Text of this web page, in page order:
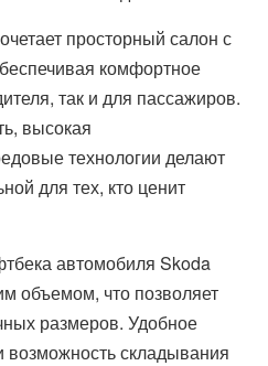
просторный салон с
комфортное
так и для пассажиров.
высокая
технологии делают
для тех, кто ценит
автомобиля Skoda
объемом, что позволяет
размеров. Удобное
возможность складывания